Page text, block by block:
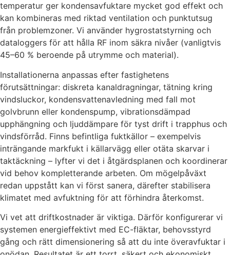
temperatur ger kondensavfuktare mycket god effekt och
kan kombineras med riktad ventilation och punktutsug
från problemzoner. Vi använder hygrostatstyrning och
dataloggers för att hålla RF inom säkra nivåer (vanligtvis
45–60 % beroende på utrymme och material).
Installationerna anpassas efter fastighetens
förutsättningar: diskreta kanaldragningar, tätning kring
vindsluckor, kondensvattenavledning med fall mot
golvbrunn eller kondenspump, vibrationsdämpad
upphängning och ljuddämpare för tyst drift i trapphus och
vindsförråd. Finns befintliga fuktkällor – exempelvis
inträngande markfukt i källarvägg eller otäta skarvar i
taktäckning – lyfter vi det i åtgärdsplanen och koordinerar
vid behov kompletterande arbeten. Om mögelpåväxt
redan uppstått kan vi först sanera, därefter stabilisera
klimatet med avfuktning för att förhindra återkomst.
Vi vet att driftkostnader är viktiga. Därför konfigurerar vi
systemen energieffektivt med EC-fläktar, behovsstyrd
gång och rätt dimensionering så att du inte överavfuktar i